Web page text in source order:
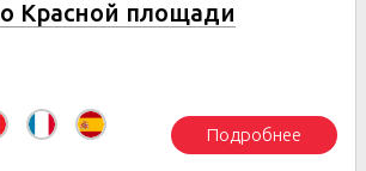
Красной площади
Подробнее